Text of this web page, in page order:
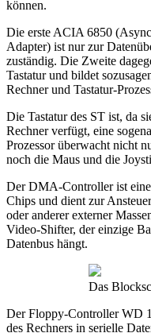
können.
Die erste ACIA 6850
Adapter) ist nur zur
zuständig. Die Zweite
Tastatur und bildet
Rechner und Tastatur-
Die Tastatur des ST ist, da
Rechner verfügt, eine
Prozessor überwacht nicht
noch die Maus und die
Der DMA-Controller ist
Chips und dient zur
oder anderer externer
Video-Shifter, der einzige
Datenbus hängt.
Das
Der Floppy-Controller WD
des Rechners in serielle